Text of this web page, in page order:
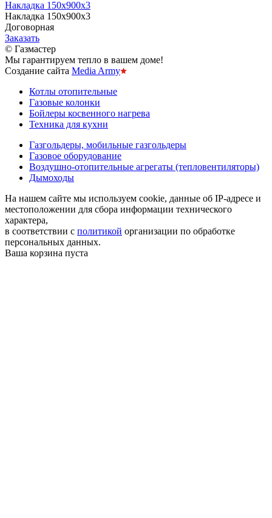
Накладка 150х900х3
Накладка 150х900х3
Договорная
Заказать
© Газмастер
Мы гарантируем тепло в вашем доме!
Создание сайта Media Army
Котлы отопительные
Газовые колонки
Бойлеры косвенного нагрева
Техника для кухни
Газгольдеры, мобильные газгольдеры
Газовое оборудование
Воздушно-отопительные агрегаты (тепловентиляторы)
Дымоходы
На нашем сайте мы используем cookie, данные об IP-адресе и
местоположении для сбора информации технического
характера,
в соответствии с политикой организации по обработке
персональных данных.
Ваша корзина пуста